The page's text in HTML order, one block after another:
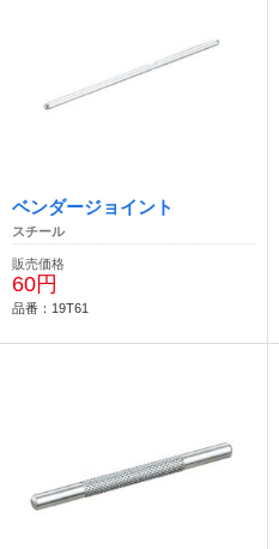
ベンダージョイント
スチール
販売価格
60円
品番：19T61